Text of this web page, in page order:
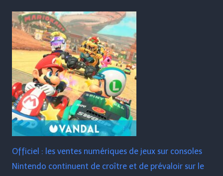
Officiel : les ventes numériques de jeux sur consoles
Nintendo continuent de croître et de prévaloir sur le